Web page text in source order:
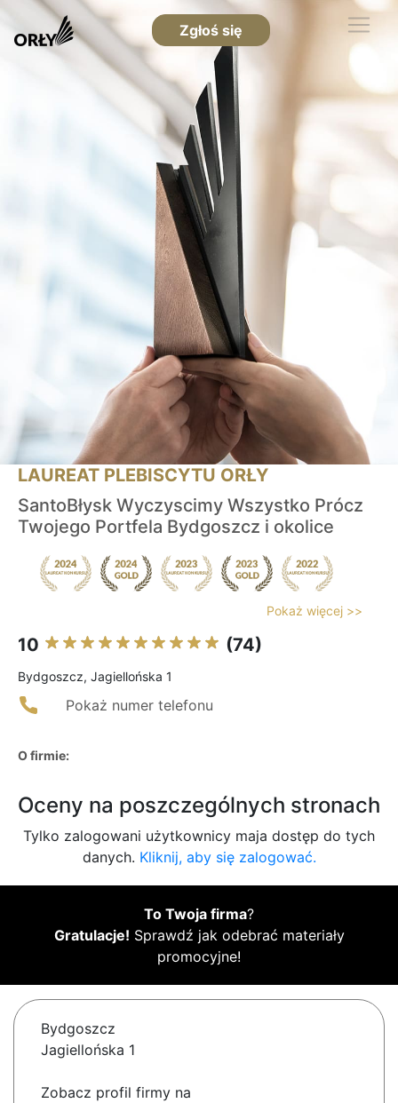
Zgłoś się
LAUREAT PLEBISCYTU ORŁY
SantoBłysk Wyczyscimy Wszystko Prócz
Twojego Portfela Bydgoszcz i okolice
Pokaż więcej >>
10 (74)
Bydgoszcz, Jagiellońska 1
Pokaż numer telefonu
O firmie:
Oceny na poszczególnych stronach
Tylko zalogowani użytkownicy maja dostęp do tych
danych. Kliknij, aby się zalogować.
To Twoja firma?
Gratulacje! Sprawdź jak odebrać materiały
promocyjne!
Bydgoszcz
Jagiellońska 1
Zobacz profil firmy na